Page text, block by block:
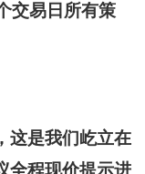
交易日所有策
这是我们屹立在
全程现价提示进